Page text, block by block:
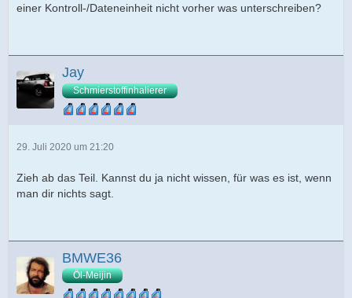
einer Kontroll-/Dateneinheit nicht vorher was unterschreiben?
Jay
Schmierstoffinhalierer
29. Juli 2020 um 21:20
Zieh ab das Teil. Kannst du ja nicht wissen, für was es ist, wenn
man dir nichts sagt.
BMWE36
Öl-Meijin